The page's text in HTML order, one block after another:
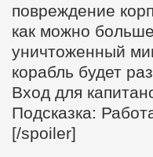
повреждение
как можно
уничтоженный
корабль будет
Вход для
Подсказка:
[/spoiler]